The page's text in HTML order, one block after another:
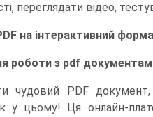
переглядати відео,
на інтерактивний
роботи з pdf
чудовий PDF
у цьому! Ця онлайн-